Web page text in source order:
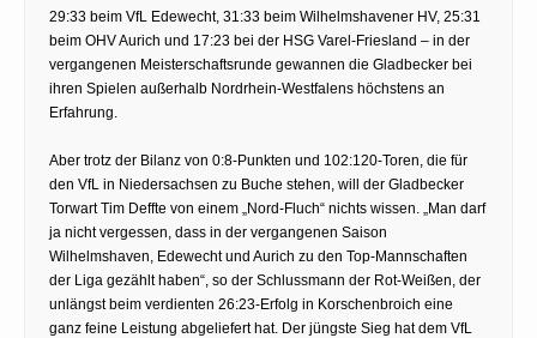
29:33 beim VfL Edewecht, 31:33 beim Wilhelmshavener HV, 25:31
beim OHV Aurich und 17:23 bei der HSG Varel-Friesland – in der
vergangenen Meisterschaftsrunde gewannen die Gladbecker bei
ihren Spielen außerhalb Nordrhein-Westfalens höchstens an
Erfahrung.
Aber trotz der Bilanz von 0:8-Punkten und 102:120-Toren, die für
den VfL in Niedersachsen zu Buche stehen, will der Gladbecker
Torwart Tim Deffte von einem „Nord-Fluch“ nichts wissen. „Man darf
ja nicht vergessen, dass in der vergangenen Saison
Wilhelmshaven, Edewecht und Aurich zu den Top-Mannschaften
der Liga gezählt haben“, so der Schlussmann der Rot-Weißen, der
unlängst beim verdienten 26:23-Erfolg in Korschenbroich eine
ganz feine Leistung abgeliefert hat. Der jüngste Sieg hat dem VfL